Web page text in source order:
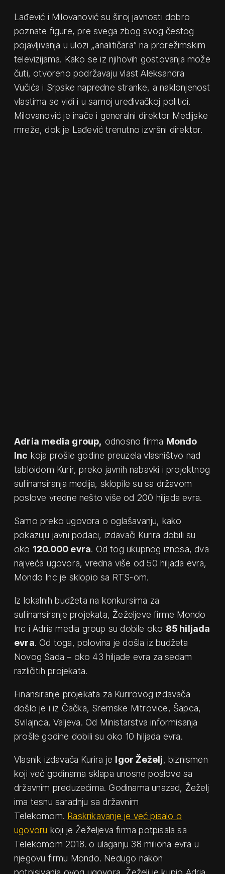
Lađević i Milovanović su široj javnosti dobro
poznate figure, pre svega zbog svog čestog
pojavljivanja u ulozi „analitičara“ na prorežimskim
televizijama. Kako se iz njihovih gostovanja može
čuti, otvoreno podržavaju vlast Aleksandra
Vučića i Srpske napredne stranke, a naklonjenost
vlastima se vidi i u samoj uređivačkoj politici.
Milovanović je inače i generalni direktor Medijske
mreže, dok je Lađević trenutno izvršni direktor.
Adria media group, odnosno firma Mondo
Inc koja prošle godine preuzela vlasništvo nad
tabloidom Kurir, preko javnih nabavki i projektnog
sufinansiranja medija, sklopile su sa državom
poslove vredne nešto više od 200 hiljada evra.
Samo preko ugovora o oglašavanju, kako
pokazuju javni podaci, izdavači Kurira dobili su
oko 120.000 evra. Od tog ukupnog iznosa, dva
najveća ugovora, vredna više od 50 hiljada evra,
Mondo Inc je sklopio sa RTS-om.
Iz lokalnih budžeta na konkursima za
sufinansiranje projekata, Žeželjeve firme Mondo
Inc i Adria media group su dobile oko 85 hiljada
evra. Od toga, polovina je došla iz budžeta
Novog Sada – oko 43 hiljade evra za sedam
različitih projekata.
Finansiranje projekata za Kurirovog izdavača
došlo je i iz Čačka, Sremske Mitrovice, Šapca,
Svilajnca, Valjeva. Od Ministarstva informisanja
prošle godine dobili su oko 10 hiljada evra.
Vlasnik izdavača Kurira je Igor Žeželj, biznismen
koji već godinama sklapa unosne poslove sa
državnim preduzećima. Godinama unazad, Žeželj
ima tesnu saradnju sa državnim
Telekomom. Raskrikavanje je već pisalo o
ugovoru koji je Žeželjeva firma potpisala sa
Telekomom 2018. o ulaganju 38 miliona evra u
njegovu firmu Mondo. Nedugo nakon